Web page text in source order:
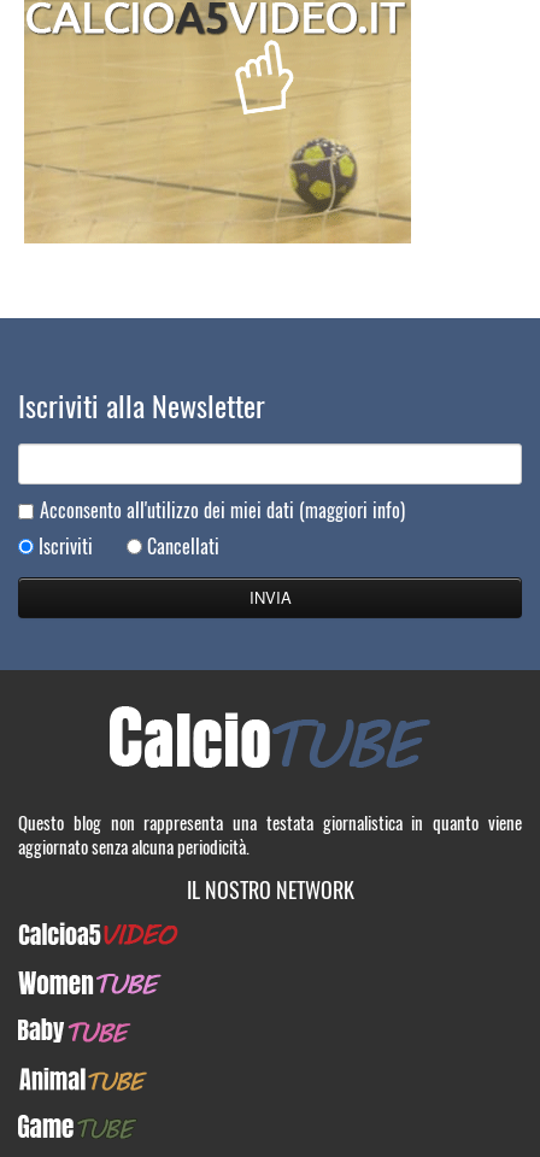
Iscriviti alla Newsletter
Acconsento all'utilizzo dei miei dati (maggiori info)
Iscriviti
Cancellati
Questo blog non rappresenta una testata giornalistica in quanto viene
aggiornato senza alcuna periodicità.
IL NOSTRO NETWORK